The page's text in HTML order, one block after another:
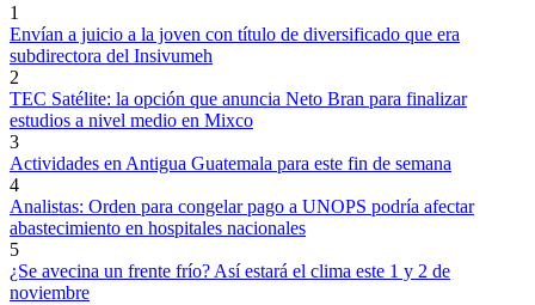
1
Envían a juicio a la joven con título de diversificado que era
subdirectora del Insivumeh
2
TEC Satélite: la opción que anuncia Neto Bran para finalizar
estudios a nivel medio en Mixco
3
Actividades en Antigua Guatemala para este fin de semana
4
Analistas: Orden para congelar pago a UNOPS podría afectar
abastecimiento en hospitales nacionales
5
¿Se avecina un frente frío? Así estará el clima este 1 y 2 de
noviembre